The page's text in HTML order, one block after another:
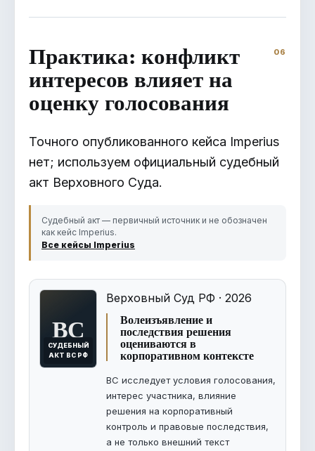
Практика: конфликт
интересов влияет на
оценку голосования
Точного опубликованного кейса Imperius
нет; используем официальный судебный
акт Верховного Суда.
Судебный акт — первичный источник и не обозначен
как кейс Imperius.
Все кейсы Imperius
ВС
СУДЕБНЫЙ
АКТ ВС РФ
Верховный Суд РФ · 2026
Волеизъявление и
последствия решения
оцениваются в
корпоративном контексте
ВС исследует условия голосования,
интерес участника, влияние
решения на корпоративный
контроль и правовые последствия,
а не только внешний текст